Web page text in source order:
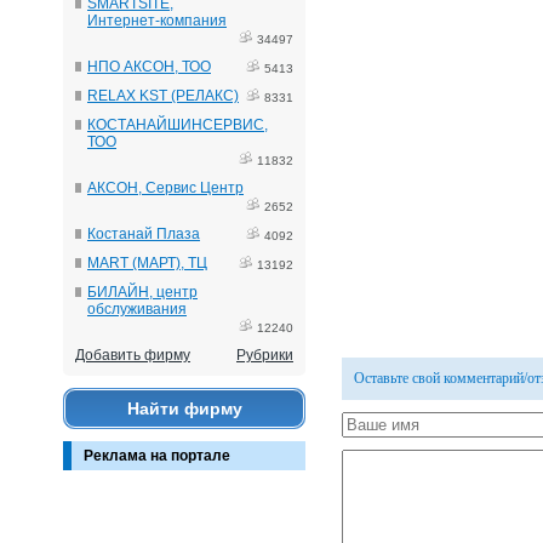
SMARTSITE,
Интернет-компания
34497
НПО АКСОН, ТОО 5413
RELAX KST (РЕЛАКС) 8331
КОСТАНАЙШИНСЕРВИС,
ТОО
11832
АКСОН, Сервис Центр
2652
Костанай Плаза 4092
MART (МАРТ), ТЦ 13192
БИЛАЙН, центр
обслуживания
12240
Добавить фирму Рубрики
Найти фирму
Реклама на портале
Оставьте свой комментарий/